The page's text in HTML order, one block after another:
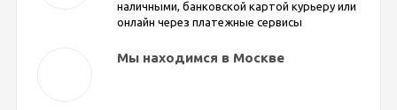
наличными, банковской картой курьеру или
онлайн через платежные сервисы
Мы находимся в Москве